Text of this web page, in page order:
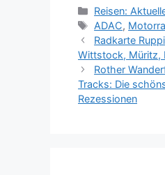
Kategorien
Reisen:
Schlagwörter
ADAC,
Radkarte
Wittstock, Müritz,
Rother
Tracks: Die
Rezessionen